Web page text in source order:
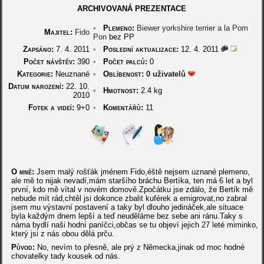
ARCHIVOVANÁ PREZENTACE
Majitel: Fido • Plemeno: Biewer yorkshire terrier a la Pom
Ponbez PP
Zapsáno: 7. 4. 2011 • Poslední aktualizace: 12. 4. 2011
Počet návštěv: 390 • Počet palců: 0
Kategorie: Neuznané • Oblíbenost: 0 uživatelů
Datum narození: 22. 10.
2010
• Hmotnost: 2.4 kg
Fotek a videí: 9+0 • Komentářů: 11
O mně: Jsem malý rošťák jménem Fido,éště nejsem uznané plemeno,
ale mě to nijak nevadí,mám staršího bráchu Bertíka, ten má 6 let a byl
první, kdo mě vítal v novém domově.Zpočátku jse zdálo, že Bertík mě
nebude mít rád,chtěl jsi dokonce zbalit kuférek a emigrovat,no zabral
jsem mu výstavní postavení a taky byl dlouho jedináček,ale situace
byla každým dnem lepší a teď neuděláme bez sebe ani ránu.Taky s
náma bydlí naši hodní paníčci,občas se tu objeví jejich 27 leté miminko,
který jsi z nás obou dělá prču.
Původ: No, nevím to přesně, ale prý z Německa,jinak od moc hodné
chovatelky tady kousek od nás.